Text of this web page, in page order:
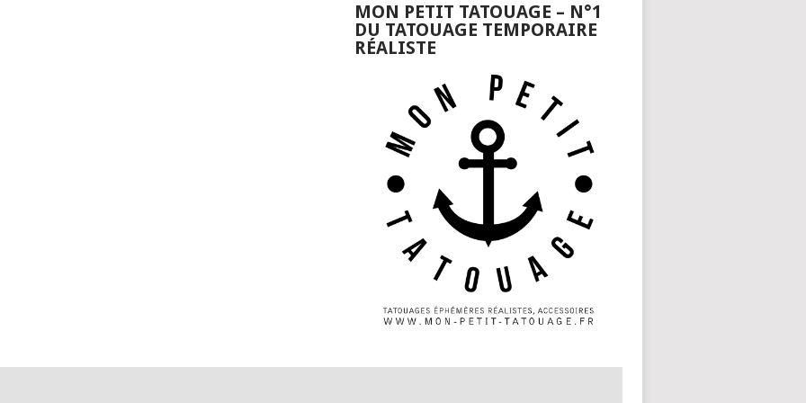
MON PETIT TATOUAGE – N°1
DU TATOUAGE TEMPORAIRE
RÉALISTE